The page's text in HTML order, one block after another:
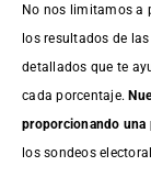
No nos limitamos a
los resultados de
detallados que te
cada porcentaje.
proporcionando una
los sondeos